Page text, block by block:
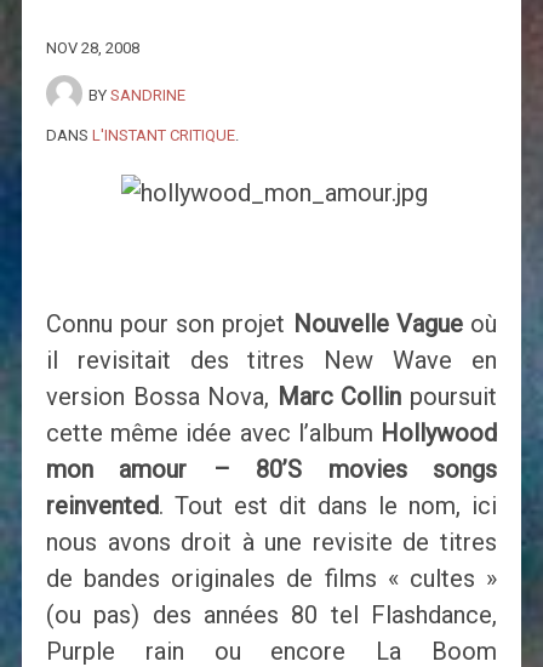
NOV 28, 2008
BY SANDRINE
DANS L'INSTANT CRITIQUE.
Connu pour son projet Nouvelle Vagueoù
il revisitait des titres New Wave en
version Bossa Nova, Marc Collin poursuit
cette même idée avec l’album Hollywood
mon amour
– 80’S movies songs
reinvented. Tout est dit dans le nom, ici
nous avons droit à une revisite de titres
de bandes originales de films « cultes »
(ou pas) des années 80 tel Flashdance,
Purple rain ou encore La Boom